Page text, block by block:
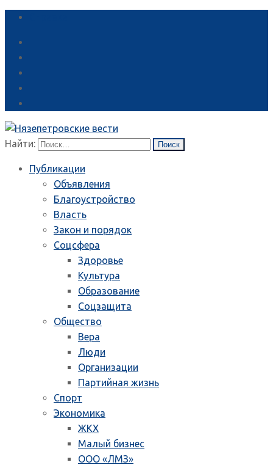
Найти:
Публикации
Объявления
Благоустройство
Власть
Закон и порядок
Соцсфера
Здоровье
Культура
Образование
Соцзащита
Общество
Вера
Люди
Организации
Партийная жизнь
Спорт
Экономика
ЖКХ
Малый бизнес
ООО «ЛМЗ»